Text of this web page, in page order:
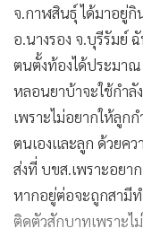
จ.กาฬสินธุ์ ได้มาอยู่
อ.นางรอง จ.บุรีรัมย์
ตนตั้งท้องได้ประมา
หลอนยาบ้าจะใช้กำ
เพราะไม่อยากให้ลู
ตนเองและลูก ด้วยค
ส่งที่ บขส.เพราะอย
หากอยู่ต่อจะถูกสามีท
ติดตัวสักบาทเพราะไ